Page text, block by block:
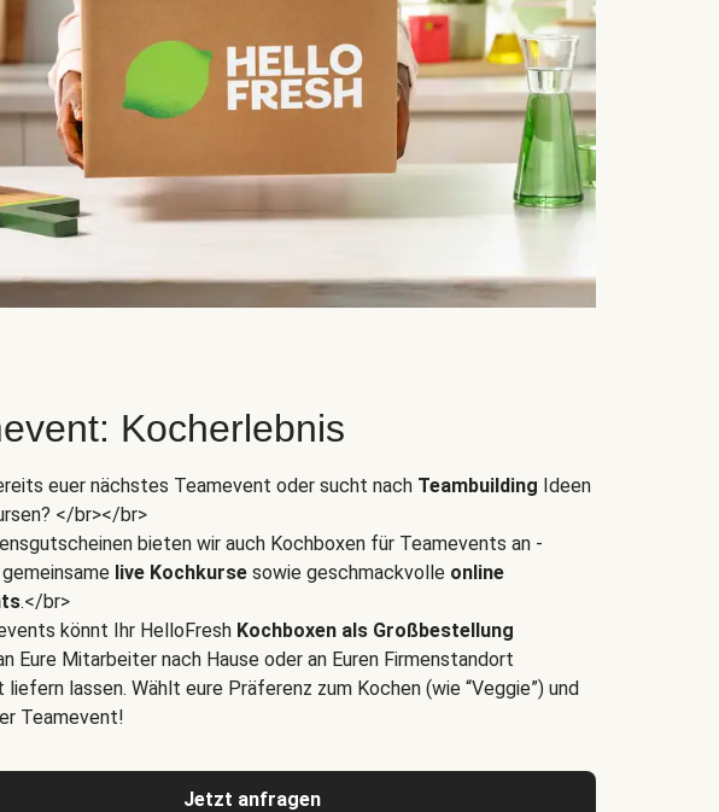
Kocherlebnis
euer nächstes Teamevent oder sucht nach Teambuilding Ideen
</br></br>
bieten wir auch Kochboxen für Teamevents an -
live Kochkurse sowie geschmackvolle online
.</br>
könnt Ihr HelloFresh Kochboxen als Großbestellung
Eure Mitarbeiter nach Hause oder an Euren Firmenstandort
lassen. Wählt eure Präferenz zum Kochen (wie “Veggie”) und
Teamevent!
Jetzt anfragen